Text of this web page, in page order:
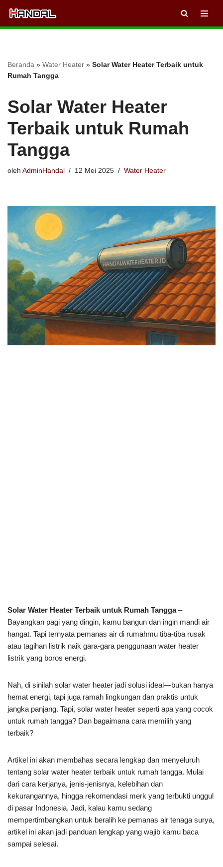
Lompat
Beranda » Water Heater » Solar Water Heater Terbaik untuk
Rumah Tangga
Solar Water Heater
Terbaik untuk Rumah
Tangga
oleh AdminHandal 12 Mei 2025 Water Heater
Solar Water Heater Terbaik untuk Rumah Tangga–
Bayangkan pagi yang dingin, kamu bangun dan ingin mandi air
hangat. Tapi ternyata pemanas air di rumahmu tiba-tiba rusak
atau tagihan listrik naik gara-gara penggunaan water heater
listrik yang boros energi.
Nah, di sinilah solar water heater jadi solusi ideal—bukan hanya
hemat energi, tapi juga ramah lingkungan dan praktis untuk
jangka panjang. Tapi, solar water heater seperti apa yang cocok
untuk rumah tangga? Dan bagaimana cara memilih yang
terbaik?
Artikel ini akan membahas secara lengkap dan menyeluruh
tentang solar water heater terbaik untuk rumah tangga. Mulai
dari cara kerjanya, jenis-jenisnya, kelebihan dan
kekurangannya, hingga rekomendasi merk yang terbukti unggul
di pasar Indonesia. Jadi, kalau kamu sedang
mempertimbangkan untuk beralih ke pemanas air tenaga surya,
artikel ini akan jadi panduan lengkap yang wajib kamu baca
sampai selesai.